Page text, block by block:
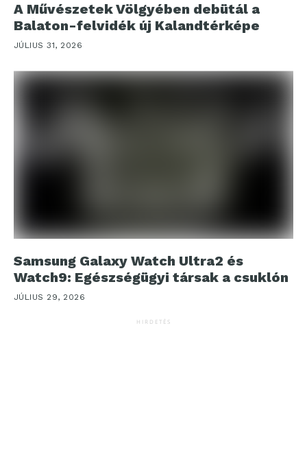
A Művészetek Völgyében debütál a
Balaton-felvidék új Kalandtérképe
JÚLIUS 31, 2026
Samsung Galaxy Watch Ultra2 és
Watch9: Egészségügyi társak a csuklón
JÚLIUS 29, 2026
HIRDETÉS